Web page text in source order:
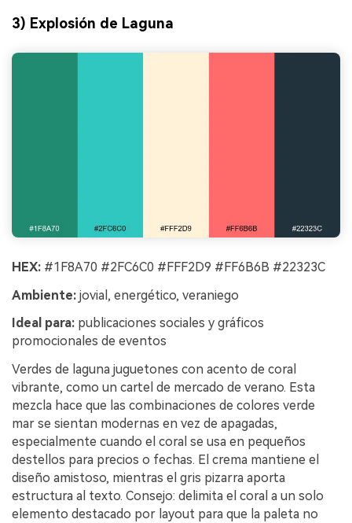
3) Explosión de Laguna
HEX: #1F8A70 #2FC6C0 #FFF2D9 #FF6B6B #22323C
Ambiente: jovial, energético, veraniego
Ideal para: publicaciones sociales y gráficos
promocionales de eventos
Verdes de laguna juguetones con acento de coral
vibrante, como un cartel de mercado de verano. Esta
mezcla hace que las combinaciones de colores verde
mar se sientan modernas en vez de apagadas,
especialmente cuando el coral se usa en pequeños
destellos para precios o fechas. El crema mantiene el
diseño amistoso, mientras el gris pizarra aporta
estructura al texto. Consejo: delimita el coral a un solo
elemento destacado por layout para que la paleta no